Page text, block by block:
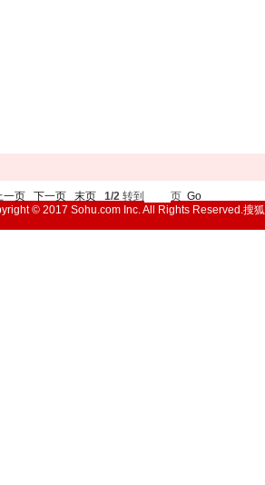
一页 下一页 末页 1/2 转到 页 Go
© 2017 Sohu.com Inc. All Rights Reserved.搜